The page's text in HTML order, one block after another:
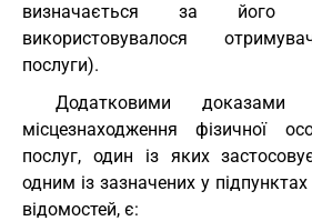
визначається за його
використовувалося
послуги).
Додатковими доказами
місцезнаходження фізичної
послуг, один із яких
одним із зазначених у
відомостей, є: